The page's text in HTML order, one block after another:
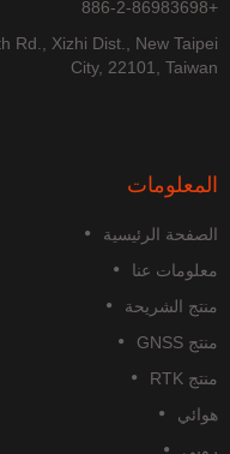
+886-2-86983698
Rd., Xizhi Dist., New Taipei
City, 22101, Taiwan
المعلومات
الصفحة الرئيسية
معلومات عنا
منتج الشريحة
منتج GNSS
منتج RTK
هوائي
روبي